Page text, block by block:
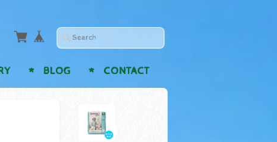
BLOG CONTACT